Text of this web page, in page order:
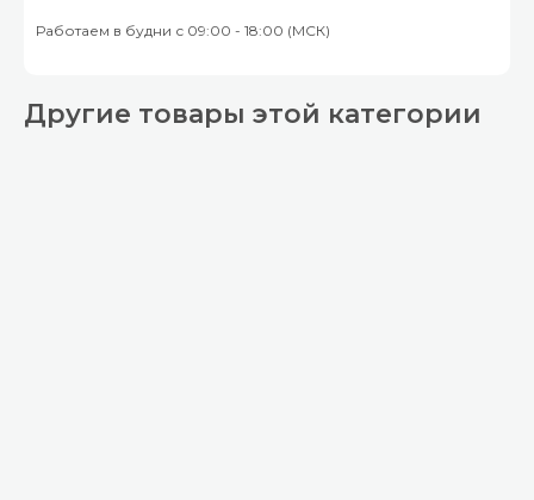
Работаем в будни с 09:00 - 18:00 (МСК)
Другие товары этой категории